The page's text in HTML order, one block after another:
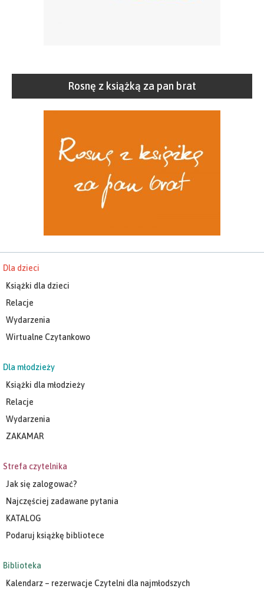
Rosnę z książką za pan brat
Dla dzieci
Książki dla dzieci
Relacje
Wydarzenia
Wirtualne Czytankowo
Dla młodzieży
Książki dla młodzieży
Relacje
Wydarzenia
ZAKAMAR
Strefa czytelnika
Jak się zalogować?
Najczęściej zadawane pytania
KATALOG
Podaruj książkę bibliotece
Biblioteka
Kalendarz – rezerwacje Czytelni dla najmłodszych